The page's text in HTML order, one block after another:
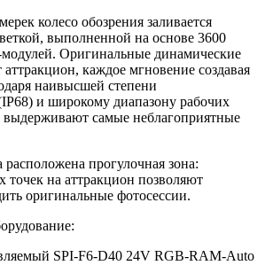
колесо обозрения заливается
выполненной на основе 3600
Оригинальные динамические
каждое мгновение создавая
наивысшей степени
и широкому диапазону рабочих
выдерживают самые неблагоприятные
расположена прогулочная зона:
точек на аттракцион позволяют
оригинальные фотосессии.
SPI-F6-D40 24V RGB-RAM-Auto